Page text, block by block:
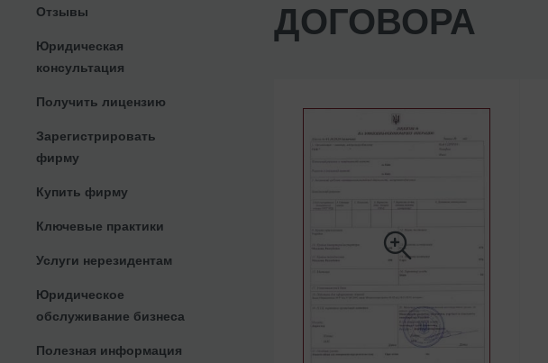
Отзывы
Юридическая
консультация
Получить лицензию
Зарегистрировать
фирму
Купить фирму
Ключевые практики
Услуги нерезидентам
Юридическое
обслуживание бизнеса
Полезная информация
ДОГОВОРА